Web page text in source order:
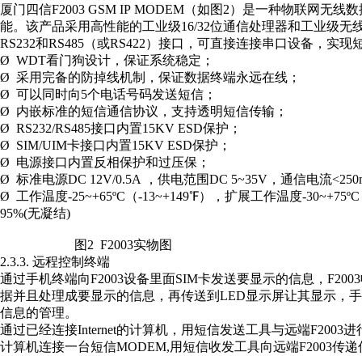
厦门四信F2003 GSM IP MODEM（如图2）是一种物联网无线
能。该产品采用高性能的工业级16/32位通信处理器和工业级
RS232和RS485（或RS422）接口，可直接连接串口设备，实
Ø WDT看门狗设计，保证系统稳定；
Ø 采用完备的防掉线机制，保证数据终端永远在线；
Ø 可以同时向5个电话号码发送短信；
Ø 内嵌标准的短信通信协议，支持透明短信传输；
Ø RS232/RS485接口内置15KV ESD保护；
Ø SIM/UIM卡接口内置15KV ESD保护；
Ø 电源接口内置反相保护和过压保；
Ø 标准电源DC 12V/0.5A ，供电范围DC 5~35V，通信电流
Ø 工作温度-25~+65ºC（-13~+149℉），扩展工作温度-
95%(无凝结)
图2 F2003实物图
2.3.3. 远程控制终端
通过手机终端向F2003设备里面SIM卡发送要显示的信息，
据并且处理成要显示的信息，再传送到LED显示屏让其显示，
信息的管理。
通过已经连接Internet的计算机，用短信发送工具与远端F2003
计算机连接一台短信MODEM,用短信收发工具向远端F2003传